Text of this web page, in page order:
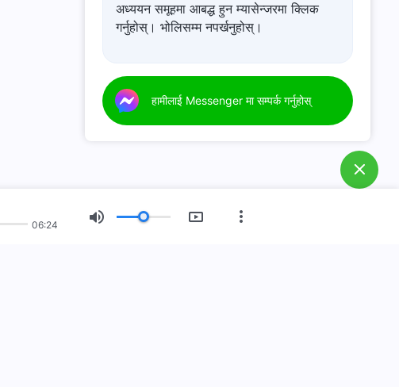
अध्ययन समूहमा आबद्ध हुन म्यासेन्जरमा क्लिक
गर्नुहोस्। भोलिसम्म नपर्खनुहोस्।
हामीलाई Messenger मा सम्पर्क गर्नुहोस्
06:24